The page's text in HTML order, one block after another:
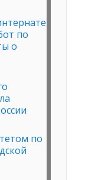
по
о
по